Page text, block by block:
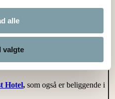
alle
valgte
med på Ballen Badehotel,
Hotel, som også er beliggende i